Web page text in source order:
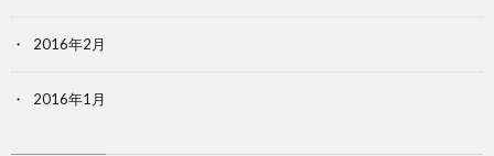
2016年2月
2016年1月